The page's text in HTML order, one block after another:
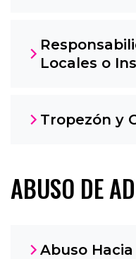
Locales o
Tropezón y
ABUSO DE
Abuso